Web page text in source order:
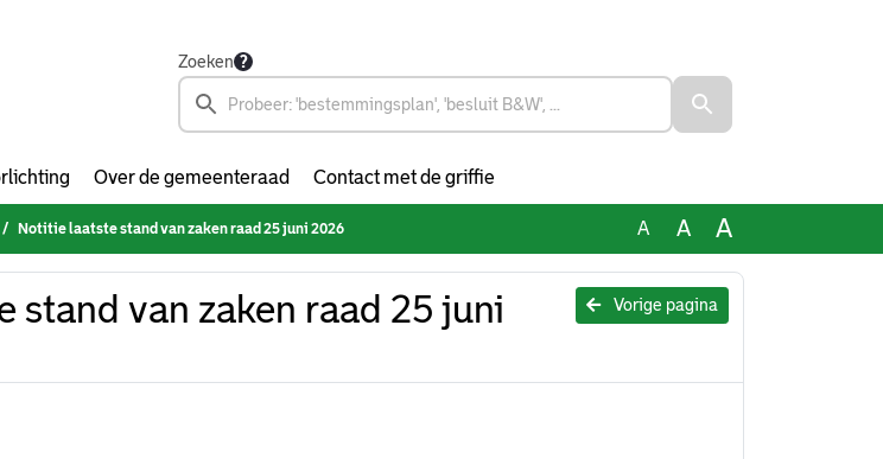
Zoeken
Over de gemeenteraad Contact met de griffie
Notitie laatste stand van zaken raad 25 juni 2026 A A A
Vorige pagina
stand van zaken raad 25 juni